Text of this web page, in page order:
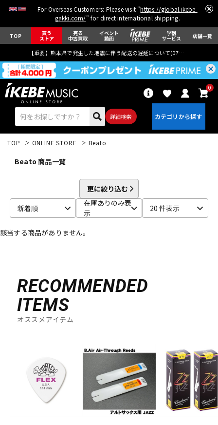
For Overseas Customers: Please visit "https://global.ikebe-
gakki.com/" for direct international shipping.
TOP 買う
ストア
売る
中古買取
イベント
動画
学割
サービス 店舗一覧
【重要】熊本県で発生した地震に伴う配送の遅延について(07月29日
詳細検索
0
エレキギター アコギ/エレアコ
ベース
キーボード
アンプ エフェクター
DTM
TOP ONLINE STORE Beato
Beato 商品一覧
更に絞り込む
新着順
在庫ありのみ表
示
20 件表示
該当する商品がありません。
RECOMMENDED
ITEMS
オススメアイテム